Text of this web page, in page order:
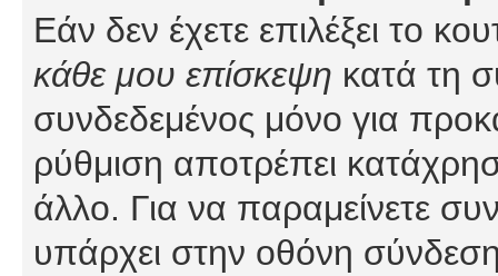
Εάν δεν έχετε επιλέξει το
κάθε μου επίσκεψη κατά τη
συνδεδεμένος μόνο για
ρύθμιση αποτρέπει
άλλο. Για να παραμείνετε
υπάρχει στην οθόνη